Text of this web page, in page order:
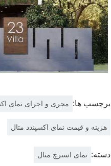
برچسب ها: مجری و اجرای نمای
هزینه و قیمت نمای اکسپندد متال
دسته: نمای استرچ متال